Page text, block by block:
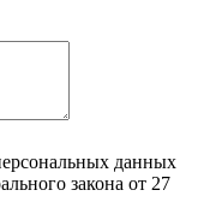
данных
закона от 27